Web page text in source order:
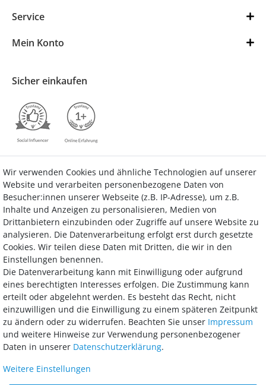
Service
Mein Konto
Sicher einkaufen
Vertrag widerrufen Kontakt
Bezahlung
Wir bieten Ihnen viele Möglichkeiten einer sicheren und bequemen
Bezahlung.
Wir verwenden Cookies und ähnliche Technologien auf unserer
Website und verarbeiten personenbezogene Daten von
Besucher:innen unserer Webseite (z.B. IP-Adresse), um z.B.
Inhalte und Anzeigen zu personalisieren, Medien von
Drittanbietern einzubinden oder Zugriffe auf unsere Website zu
analysieren. Die Datenverarbeitung erfolgt erst durch gesetzte
Cookies. Wir teilen diese Daten mit Dritten, die wir in den
Einstellungen benennen.
Die Datenverarbeitung kann mit Einwilligung oder aufgrund
eines berechtigten Interesses erfolgen. Die Zustimmung kann
erteilt oder abgelehnt werden. Es besteht das Recht, nicht
einzuwilligen und die Einwilligung zu einem späteren Zeitpunkt
zu ändern oder zu widerrufen. Beachten Sie unser Impressum
und weitere Hinweise zur Verwendung personenbezogener
Daten in unserer Daten­schutz­erklärung.
Weitere Einstellungen